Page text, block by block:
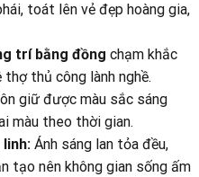
toát lên vẻ đẹp hoàng gia,
trí bằng đồng chạm khắc
thủ công lành nghề.
giữ được màu sắc sáng
màu theo thời gian.
linh: Ánh sáng lan tỏa đều,
tạo nên không gian sống ấm